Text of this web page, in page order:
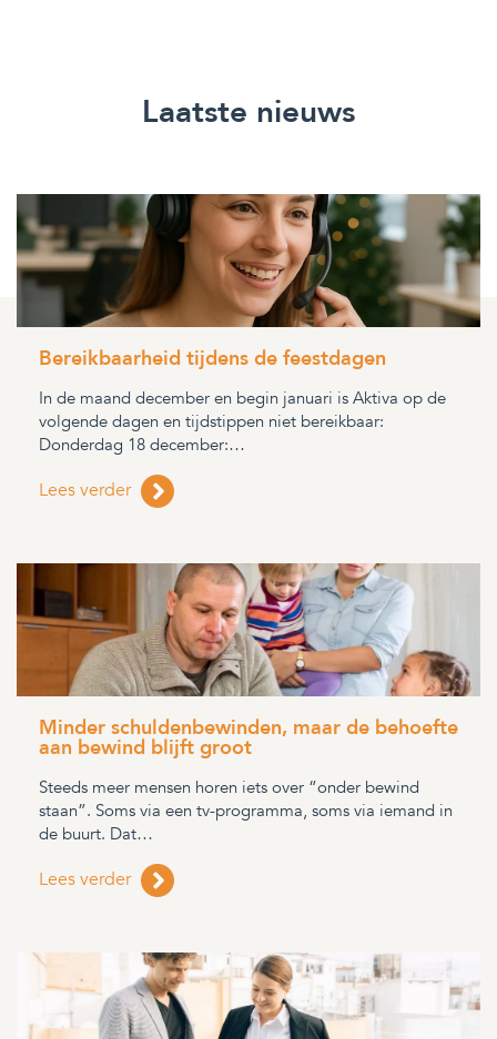
Laatste nieuws
Bereikbaarheid tijdens de feestdagen
In de maand december en begin januari is Aktiva op de
volgende dagen en tijdstippen niet bereikbaar:
Donderdag 18 december:…
Lees verder
Minder schuldenbewinden, maar de behoefte
aan bewind blijft groot
Steeds meer mensen horen iets over “onder bewind
staan”. Soms via een tv-programma, soms via iemand in
de buurt. Dat…
Lees verder